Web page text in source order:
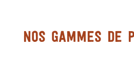
Nos gammes de